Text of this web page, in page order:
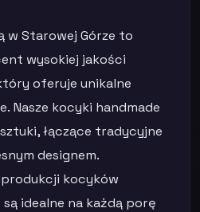
w Starowej Górze to
wysokiej jakości
oferuje unikalne
Nasze kocyki handmade
łączące tradycyjne
designem.
kocyków
idealne na każdą porę